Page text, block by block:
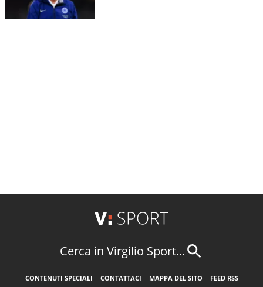
Cerca in Virgilio Sport...
CONTENUTI SPECIALI CONTATTACI MAPPA DEL SITO
FEED RSS